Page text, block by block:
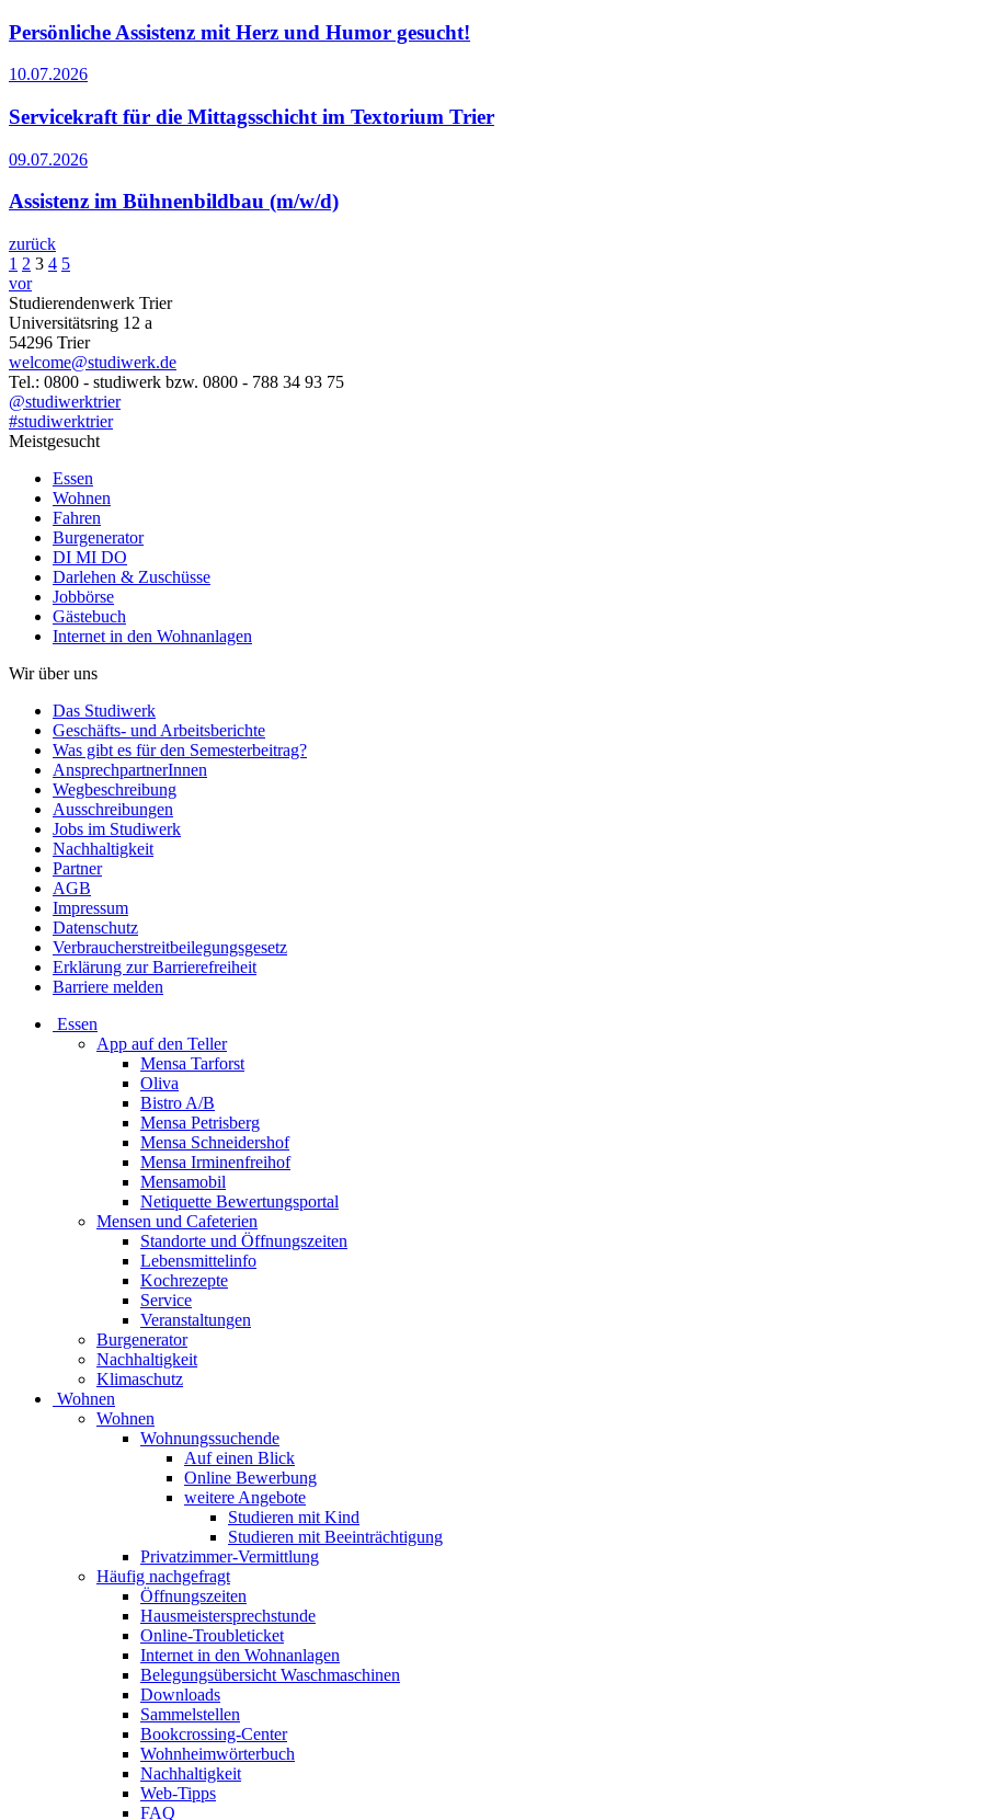
Persönliche Assistenz mit Herz und Humor gesucht!
10.07.2026
Servicekraft für die Mittagsschicht im Textorium Trier
09.07.2026
Assistenz im Bühnenbildbau (m/w/d)
zurück
1 2 3 4 5
vor
Studierendenwerk Trier
Universitätsring 12 a
54296 Trier
welcome@studiwerk.de
Tel.: 0800 - studiwerk bzw. 0800 - 788 34 93 75
@studiwerktrier
#studiwerktrier
Meistgesucht
Essen
Wohnen
Fahren
Burgenerator
DI MI DO
Darlehen & Zuschüsse
Jobbörse
Gästebuch
Internet in den Wohnanlagen
Wir über uns
Das Studiwerk
Geschäfts- und Arbeitsberichte
Was gibt es für den Semesterbeitrag?
AnsprechpartnerInnen
Wegbeschreibung
Ausschreibungen
Jobs im Studiwerk
Nachhaltigkeit
Partner
AGB
Impressum
Datenschutz
Verbraucherstreitbeilegungsgesetz
Erklärung zur Barrierefreiheit
Barriere melden
Essen
App auf den Teller
Mensa Tarforst
Oliva
Bistro A/B
Mensa Petrisberg
Mensa Schneidershof
Mensa Irminenfreihof
Mensamobil
Netiquette Bewertungsportal
Mensen und Cafeterien
Standorte und Öffnungszeiten
Lebensmittelinfo
Kochrezepte
Service
Veranstaltungen
Burgenerator
Nachhaltigkeit
Klimaschutz
Wohnen
Wohnen
Wohnungssuchende
Auf einen Blick
Online Bewerbung
weitere Angebote
Studieren mit Kind
Studieren mit Beeinträchtigung
Privatzimmer-Vermittlung
Häufig nachgefragt
Öffnungszeiten
Hausmeistersprechstunde
Online-Troubleticket
Internet in den Wohnanlagen
Belegungsübersicht Waschmaschinen
Downloads
Sammelstellen
Bookcrossing-Center
Wohnheimwörterbuch
Nachhaltigkeit
Web-Tipps
FAQ